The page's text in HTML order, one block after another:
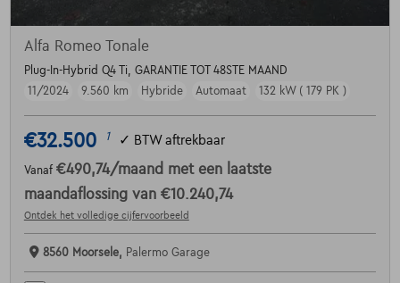
Alfa Romeo Tonale
Plug-In-Hybrid Q4 Ti, GARANTIE TOT 48STE MAAND
11/2024
9.560 km Hybride Automaat 132 kW ( 179 PK )
€32.500 1 ✓ BTW aftrekbaar
Vanaf €490,74/maand met een laatste
maandaflossing van €10.240,74
Ontdek het volledige cijfervoorbeeld
8560 Moorsele, Palermo Garage